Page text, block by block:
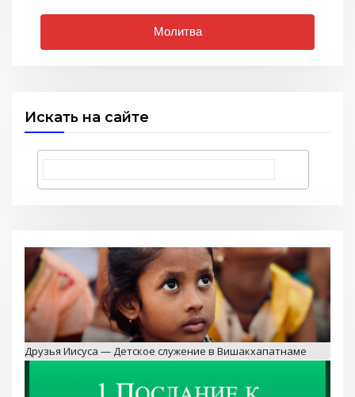
Молитва
Искать на сайте
Друзья Иисуса — Детское служение в Вишакхапатнаме